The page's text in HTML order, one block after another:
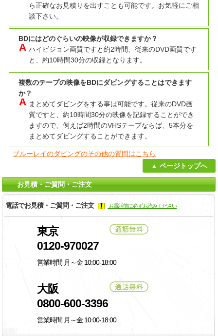
ら正確なお見積りを出すことも可能です。お気軽にご相
談下さい。
BDにはどのぐらいの映像が収録できますか？
ハイビジョン画質ですと約2時間、従来のDVD画質です
と、約10時間30分の収録となります。
複数のテープの映像をBDにダビングすることはできます
か？
まとめてダビングをする事は可能です。従来のDVD画
質ですと、約10時間30分の映像を記録することができ
ますので、例えば2時間のVHSテープならば、5本分を
まとめてダビングすることができます。
ブルーレイのダビングのその他の質問はこちら
ページトップへ
お見積・ご質問・ご注文
電話でお見積・ご質問・ご注文 お電話前に必ずお読みください
東京
0120-970027
営業時間 月～金 10:00-18:00
大阪
0800-600-3396
営業時間 月～金 10:00-18:00